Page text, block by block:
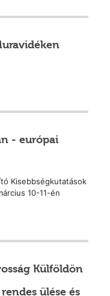
- európai
Kisebbségkutatások
10-11-én
Külföldön
ülése és